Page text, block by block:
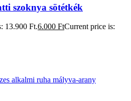
szoknya sötétkék
13.900 Ft.6.000 FtCurrent price is: